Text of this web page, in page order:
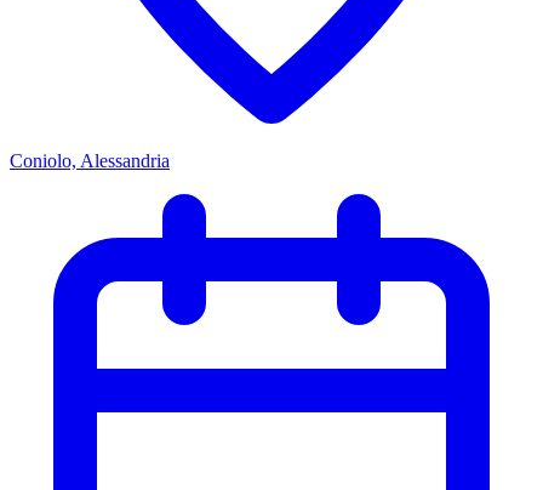
Coniolo, Alessandria